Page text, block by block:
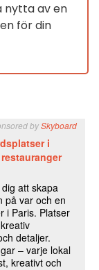
nytta av en
för din